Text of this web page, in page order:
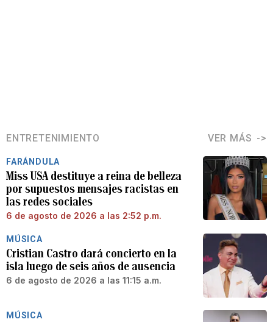
ENTRETENIMIENTO VER MÁS
FARÁNDULA
Miss USA destituye a reina de belleza
por supuestos mensajes racistas en
las redes sociales
6 de agosto de 2026 a las 2:52 p.m.
MÚSICA
Cristian Castro dará concierto en la
isla luego de seis años de ausencia
6 de agosto de 2026 a las 11:15 a.m.
MÚSICA